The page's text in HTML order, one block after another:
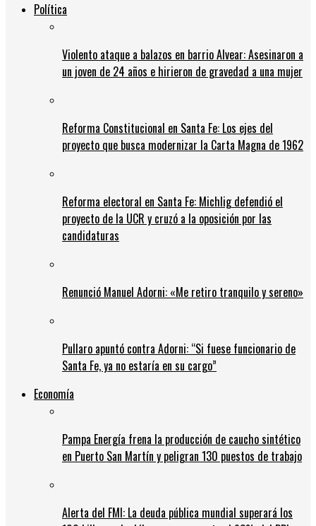
Política
Violento ataque a balazos en barrio Alvear: Asesinaron a
un joven de 24 años e hirieron de gravedad a una mujer
Reforma Constitucional en Santa Fe: Los ejes del
proyecto que busca modernizar la Carta Magna de 1962
Reforma electoral en Santa Fe: Michlig defendió el
proyecto de la UCR y cruzó a la oposición por las
candidaturas
Renunció Manuel Adorni: «Me retiro tranquilo y sereno»
Pullaro apuntó contra Adorni: “Si fuese funcionario de
Santa Fe, ya no estaría en su cargo”
Economía
Pampa Energía frena la producción de caucho sintético
en Puerto San Martín y peligran 130 puestos de trabajo
Alerta del FMI: La deuda pública mundial superará los